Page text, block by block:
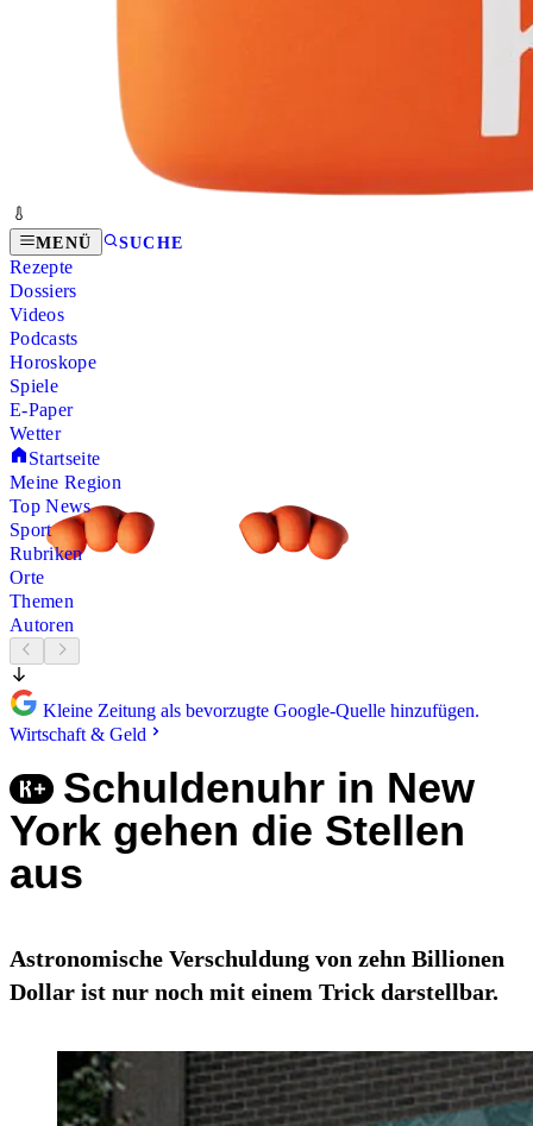
MENÜ SUCHE
Rezepte
Dossiers
Videos
Podcasts
Horoskope
Spiele
E-Paper
Wetter
Startseite
Meine Region
Top News
Sport
Rubriken
Orte
Themen
Autoren
Kleine Zeitung als bevorzugte Google-Quelle hinzufügen.
Wirtschaft & Geld
Schuldenuhr in New
York gehen die Stellen
aus
Astronomische Verschuldung von zehn Billionen
Dollar ist nur noch mit einem Trick darstellbar.